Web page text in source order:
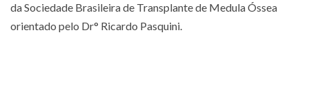
da Sociedade Brasileira de Transplante de Medula Óssea
orientado pelo Dr° Ricardo Pasquini.